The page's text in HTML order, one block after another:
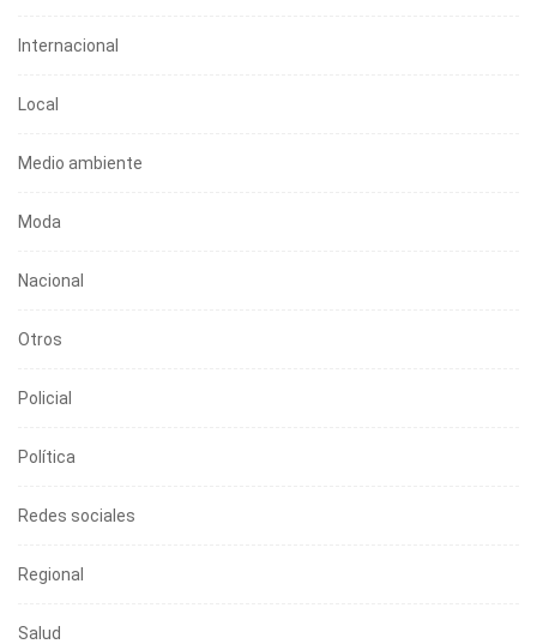
Internacional
Local
Medio ambiente
Moda
Nacional
Otros
Policial
Política
Redes sociales
Regional
Salud